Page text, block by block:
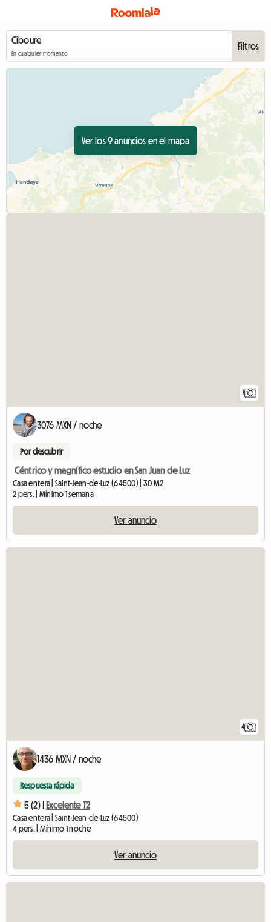
En cualquier momento
Filtros
Ver los 9 anuncios en el mapa
7
3076 MXN / noche
Por descubrir
Céntrico y magnífico estudio en San Juan de Luz
Casa entera | Saint-Jean-de-Luz (64500) | 30 M2
2 pers. | Mínimo 1 semana
Ver anuncio
4
1436 MXN / noche
Respuesta rápida
5 (2) | Excelente T2
Casa entera | Saint-Jean-de-Luz (64500)
4 pers. | Mínimo 1 noche
Ver anuncio